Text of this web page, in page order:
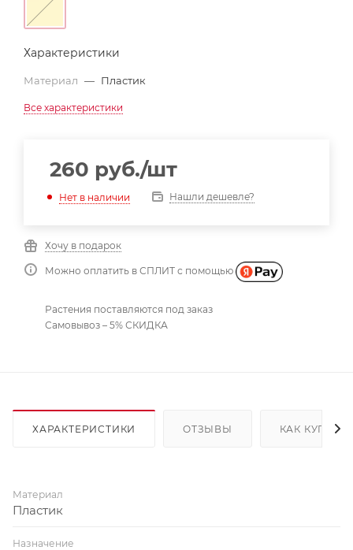
Характеристики
Материал — Пластик
Все характеристики
260 руб./шт
Нет в наличии Нашли дешевле?
Хочу в подарок
Можно оплатить в СПЛИТ с помощью
Растения поставляются под заказ
Самовывоз – 5% СКИДКА
ХАРАКТЕРИСТИКИ ОТЗЫВЫ КАК КУПИТЬ
Материал
Пластик
Назначение